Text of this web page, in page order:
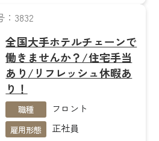
3832
全国大手ホテルチェーンで
働きませんか？/住宅手当
あり/リフレッシュ休暇あ
り！
職種 フロント
雇用形態 正社員